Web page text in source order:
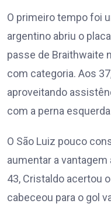
O primeiro tempo foi
argentino abriu o
passe de Braithwaite
com categoria. Aos
aproveitando
com a perna
O São Luiz pouco
aumentar a
43, Cristaldo acertou
cabeceou para o gol